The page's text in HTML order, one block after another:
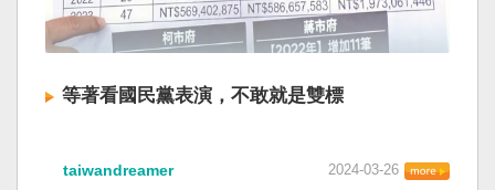
等著看國民黨表演，不敢就是雙標
taiwandreamer 2024-03-26